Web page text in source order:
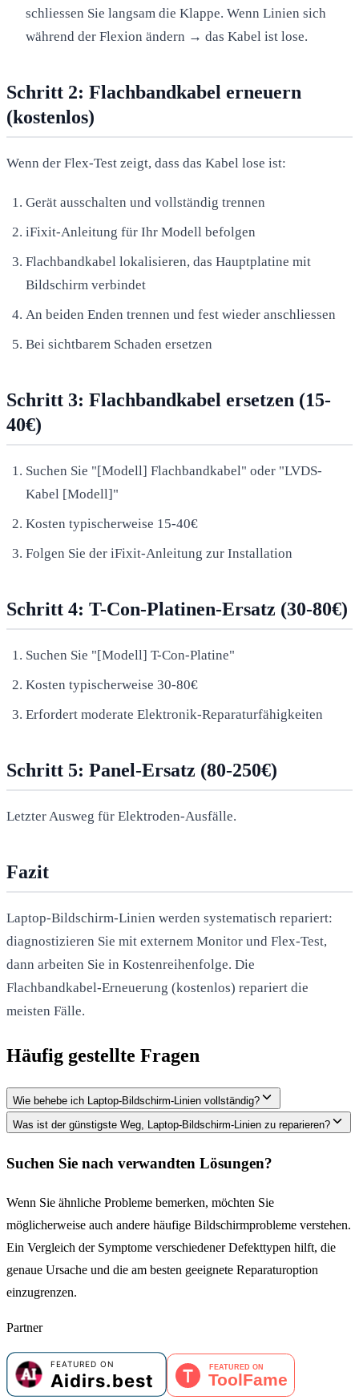
schliessen Sie langsam die Klappe. Wenn Linien sich
während der Flexion ändern → das Kabel ist lose.
Schritt 2: Flachbandkabel erneuern
(kostenlos)
Wenn der Flex-Test zeigt, dass das Kabel lose ist:
Gerät ausschalten und vollständig trennen
iFixit-Anleitung für Ihr Modell befolgen
Flachbandkabel lokalisieren, das Hauptplatine mit
Bildschirm verbindet
An beiden Enden trennen und fest wieder anschliessen
Bei sichtbarem Schaden ersetzen
Schritt 3: Flachbandkabel ersetzen (15-
40€)
Suchen Sie "[Modell] Flachbandkabel" oder "LVDS-
Kabel [Modell]"
Kosten typischerweise 15-40€
Folgen Sie der iFixit-Anleitung zur Installation
Schritt 4: T-Con-Platinen-Ersatz (30-80€)
Suchen Sie "[Modell] T-Con-Platine"
Kosten typischerweise 30-80€
Erfordert moderate Elektronik-Reparaturfähigkeiten
Schritt 5: Panel-Ersatz (80-250€)
Letzter Ausweg für Elektroden-Ausfälle.
Fazit
Laptop-Bildschirm-Linien werden systematisch repariert:
diagnostizieren Sie mit externem Monitor und Flex-Test,
dann arbeiten Sie in Kostenreihenfolge. Die
Flachbandkabel-Erneuerung (kostenlos) repariert die
meisten Fälle.
Häufig gestellte Fragen
Wie behebe ich Laptop-Bildschirm-Linien vollständig?
Was ist der günstigste Weg, Laptop-Bildschirm-Linien zu reparieren?
Suchen Sie nach verwandten Lösungen?
Wenn Sie ähnliche Probleme bemerken, möchten Sie
möglicherweise auch andere häufige Bildschirmprobleme verstehen.
Ein Vergleich der Symptome verschiedener Defekttypen hilft, die
genaue Ursache und die am besten geeignete Reparaturoption
einzugrenzen.
Partner